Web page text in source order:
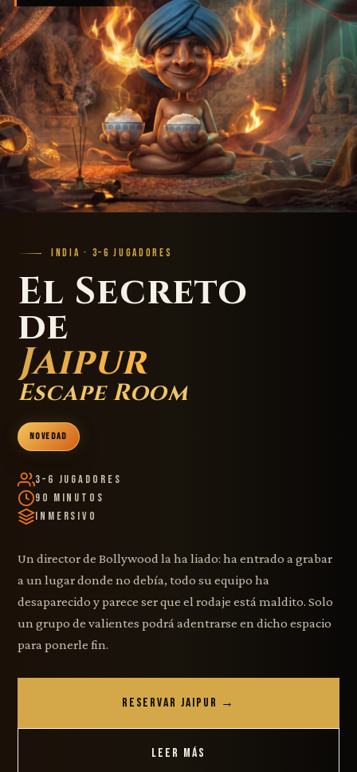
INDIA · 3–6 JUGADORES
El Secreto
de
Jaipur
Escape Room
NOVEDAD
3–6 Jugadores
90 Minutos
Inmersivo
Un director de Bollywood la ha liado: ha entrado a grabar
a un lugar donde no debía, todo su equipo ha
desaparecido y parece ser que el rodaje está maldito. Solo
un grupo de valientes podrá adentrarse en dicho espacio
para ponerle fin.
RESERVAR JAIPUR →
LEER MÁS